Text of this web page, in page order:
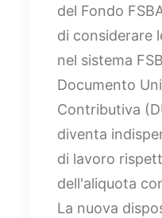
del Fondo
di considerare
nel sistema
Documento
Contributiva
diventa
di lavoro
dell'aliquota
La nuova